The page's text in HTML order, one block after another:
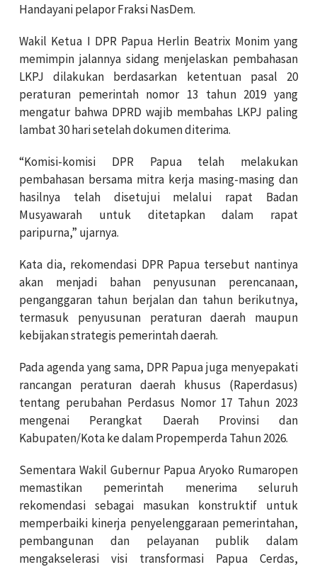
Handayani pelapor Fraksi NasDem.
Wakil Ketua I DPR Papua Herlin Beatrix Monim yang
memimpin jalannya sidang menjelaskan pembahasan
LKPJ dilakukan berdasarkan ketentuan pasal 20
peraturan pemerintah nomor 13 tahun 2019 yang
mengatur bahwa DPRD wajib membahas LKPJ paling
lambat 30 hari setelah dokumen diterima.
“Komisi-komisi DPR Papua telah melakukan
pembahasan bersama mitra kerja masing-masing dan
hasilnya telah disetujui melalui rapat Badan
Musyawarah untuk ditetapkan dalam rapat
paripurna,” ujarnya.
Kata dia, rekomendasi DPR Papua tersebut nantinya
akan menjadi bahan penyusunan perencanaan,
penganggaran tahun berjalan dan tahun berikutnya,
termasuk penyusunan peraturan daerah maupun
kebijakan strategis pemerintah daerah.
Pada agenda yang sama, DPR Papua juga menyepakati
rancangan peraturan daerah khusus (Raperdasus)
tentang perubahan Perdasus Nomor 17 Tahun 2023
mengenai Perangkat Daerah Provinsi dan
Kabupaten/Kota ke dalam Propemperda Tahun 2026.
Sementara Wakil Gubernur Papua Aryoko Rumaropen
memastikan pemerintah menerima seluruh
rekomendasi sebagai masukan konstruktif untuk
memperbaiki kinerja penyelenggaraan pemerintahan,
pembangunan dan pelayanan publik dalam
mengakselerasi visi transformasi Papua Cerdas,